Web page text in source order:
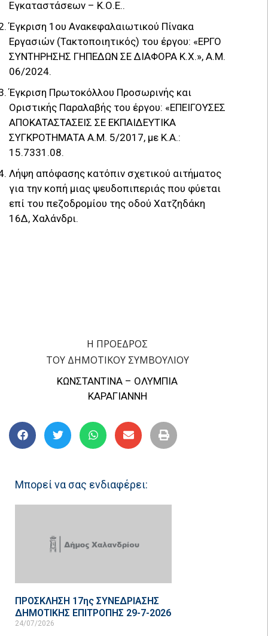
Εγκαταστάσεων – Κ.Ο.Ε..
Έγκριση 1ου Ανακεφαλαιωτικού Πίνακα
Εργασιών (Τακτοποιητικός) του έργου: «ΕΡΓΟ
ΣΥΝΤΗΡΗΣΗΣ ΓΗΠΕΔΩΝ ΣΕ ΔΙΑΦΟΡΑ Κ.Χ.», Α.Μ.
06/2024.
Έγκριση Πρωτοκόλλου Προσωρινής και
Oριστικής Παραλαβής του έργου: «ΕΠΕΙΓΟΥΣΕΣ
ΑΠΟΚΑΤΑΣΤΑΣΕΙΣ ΣΕ ΕΚΠΑΙΔΕΥΤΙΚΑ
ΣΥΓΚΡΟΤΗΜΑΤΑ Α.Μ. 5/2017, με Κ.Α.:
15.7331.08.
Λήψη απόφασης κατόπιν σχετικού αιτήματος
για την κοπή μιας ψευδοπιπεριάς που φύεται
επί του πεζοδρομίου της οδού Χατζηδάκη
16Δ, Χαλάνδρι.
Η ΠΡΟΕΔΡΟΣ
ΤΟΥ ΔΗΜΟΤΙΚΟΥ ΣΥΜΒΟΥΛΙΟΥ
ΚΩΝΣΤΑΝΤΙΝΑ – ΟΛΥΜΠΙΑ
ΚΑΡΑΓΙΑΝΝΗ
Μπορεί να σας ενδιαφέρει:
ΠΡΟΣΚΛΗΣΗ 17ης ΣΥΝΕΔΡΙΑΣΗΣ
ΔΗΜΟΤΙΚΗΣ ΕΠΙΤΡΟΠΗΣ 29-7-2026
24/07/2026